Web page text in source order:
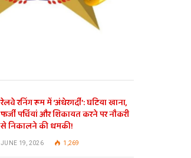
रेलवे रनिंग रूम में ‘अंधेरगर्दी’: घटिया खाना,
फर्जी पर्चियां और शिकायत करने पर नौकरी
से निकालने की धमकी!
JUNE 19, 2026 1,269